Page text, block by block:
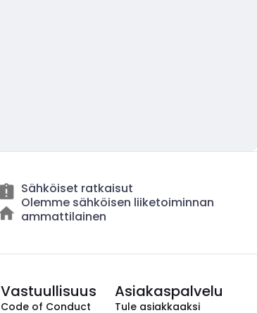
Sähköiset ratkaisut
Olemme sähköisen liiketoiminnan
ammattilainen
Vastuullisuus
Code of Conduct
Asiakaspalvelu
Tule asiakkaaksi